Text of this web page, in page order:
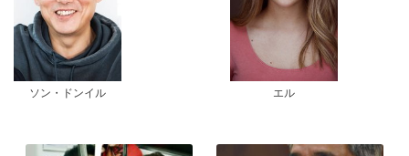
ソン・ドンイル エル